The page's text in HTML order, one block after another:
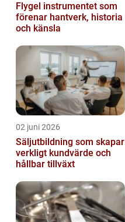
Flygel instrumentet som
förenar hantverk, historia
och känsla
02 juni 2026
Säljutbildning som skapar
verkligt kundvärde och
hållbar tillväxt